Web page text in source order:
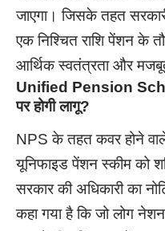
जाएगा। जिसके तहत
एक निश्चित राशि पेंशन के
आर्थिक स्वतंत्रता और
Unified Pension
पर होगी लागू?
NPS के तहत कवर होने
यूनिफाइड पेंशन स्कीम को
सरकार की अधिकारी का
कहा गया है कि जो लोग